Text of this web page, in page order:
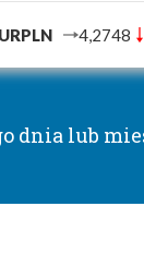
4,2748
dnia lub